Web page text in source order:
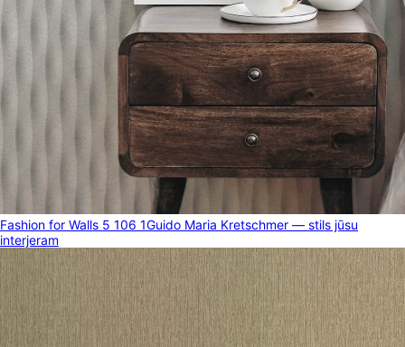
Fashion for Walls 5 106 1Guido Maria Kretschmer — stils jūsu
interjeram